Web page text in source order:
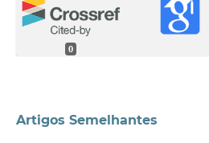
0
Artigos Semelhantes